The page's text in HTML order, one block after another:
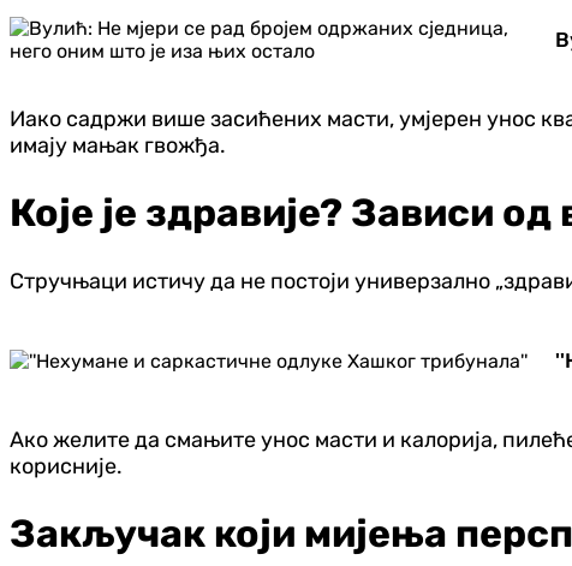
Иако садржи више засићених масти, умјерен унос
имају мањак гвожђа.
Које је здравије? Зависи
Стручњаци истичу да не постоји универзално
Ако желите да смањите унос масти и калорија,
корисније.
Закључак који мијења